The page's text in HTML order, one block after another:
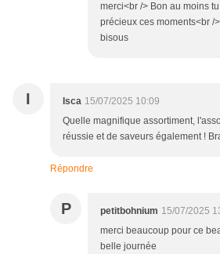
merci<br /> Bon au moins
précieux ces moments<br /
bisous
I Isca 15/07/2025 10:09
Quelle magnifique assortiment,
réussie et de saveurs également !
Répondre
P petitbohnium 15/07/2025
merci beaucoup pour ce
belle journée